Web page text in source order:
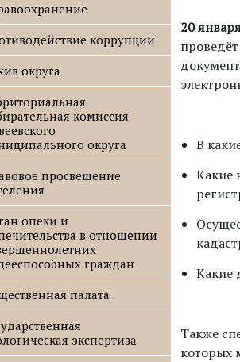
коррупции
округа
комиссия
округа
просвещение
опеки и
в отношении
граждан
палата
экспертиза
20
В
Какие
Какие
Также
которых